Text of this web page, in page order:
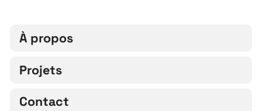
À propos
Projets
Contact